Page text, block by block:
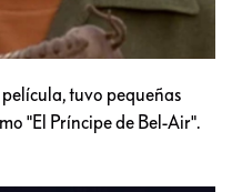
tuvo pequeñas
"El Príncipe de Bel-Air".